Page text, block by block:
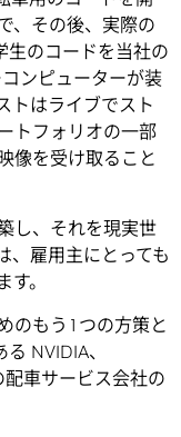
、その後、実際の
生のコードを当社の
ンピューターが装
トはライブでスト
トフォリオの一部
像を受け取ること
し、それを現実世
、雇用主にとっても
。
のもう1つの方策と
NVIDIA、
車サービス会社の